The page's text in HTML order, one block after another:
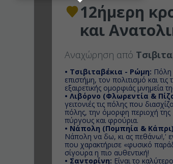
12ήμερη
και
Αναχώρηση από
• Τσιβιταβέκια - Ρώμη: Πόλη
επιστήμη, τον πολιτισμό και
εξαιρετικής ομορφιάς μνημεία
• Λιβόρνο (Φλωρεντία &
γειτονιές τις πόλης που
πόλης, την όμορφη περιοχή της
πύργους και φρούρια.
• Νάπολη (Πομπηία &
Νάπολη να δω, κι ας πεθάνω!,'
που χαρακτήρισε «φυσικό
σίγουρα η πιο αυθεντική!
• Σαντορίνη: Είναι το